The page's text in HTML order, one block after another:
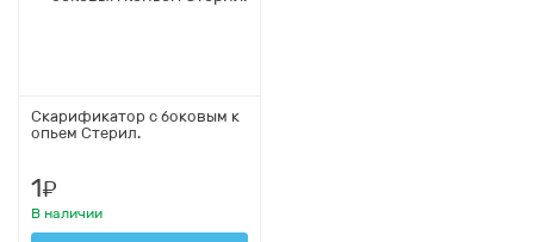
Скарификатор с боковым к
опьем Стерил.
1₽
В наличии